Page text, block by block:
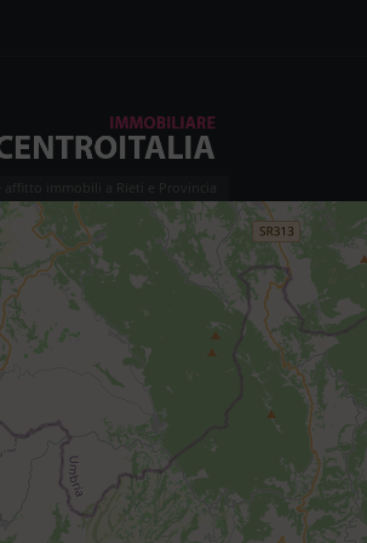
affitto immobili a Rieti e Provincia